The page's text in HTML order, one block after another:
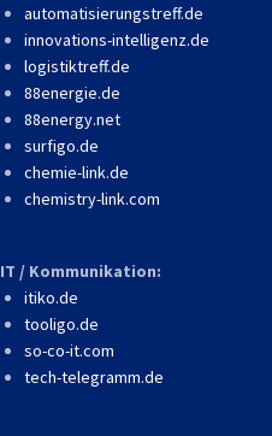
automatisierungstreff.de
innovations-intelligenz.de
logistiktreff.de
88energie.de
88energy.net
surfigo.de
chemie-link.de
chemistry-link.com
IT / Kommunikation:
itiko.de
tooligo.de
so-co-it.com
tech-telegramm.de